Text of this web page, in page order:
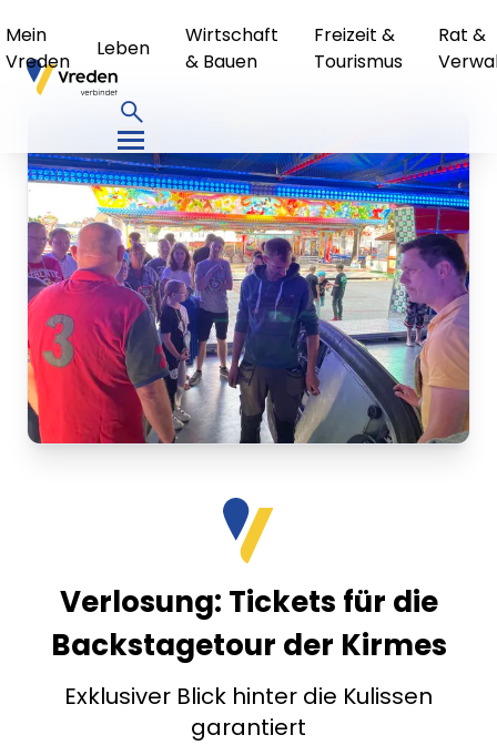
Mein
Vreden
Leben
Wirtschaft
& Bauen
Freizeit &
Tourismus
Rat &
Verlosung: Tickets für die
Backstagetour der Kirmes
Exklusiver Blick hinter die Kulissen
garantiert